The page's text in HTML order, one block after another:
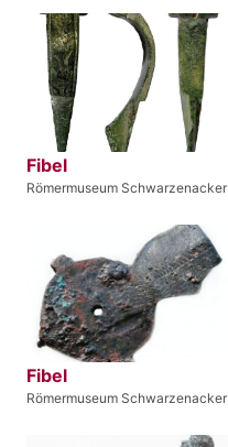
Fibel
Römermuseum Schwarzenacker
Fibel
Römermuseum Schwarzenacker